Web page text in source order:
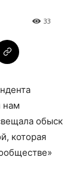
33
нам
обыск
которая